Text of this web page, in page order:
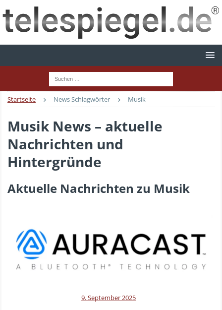
Startseite News Schlagwörter Musik
Musik News – aktuelle
Nachrichten und
Hintergründe
Aktuelle Nachrichten zu Musik
9. September 2025